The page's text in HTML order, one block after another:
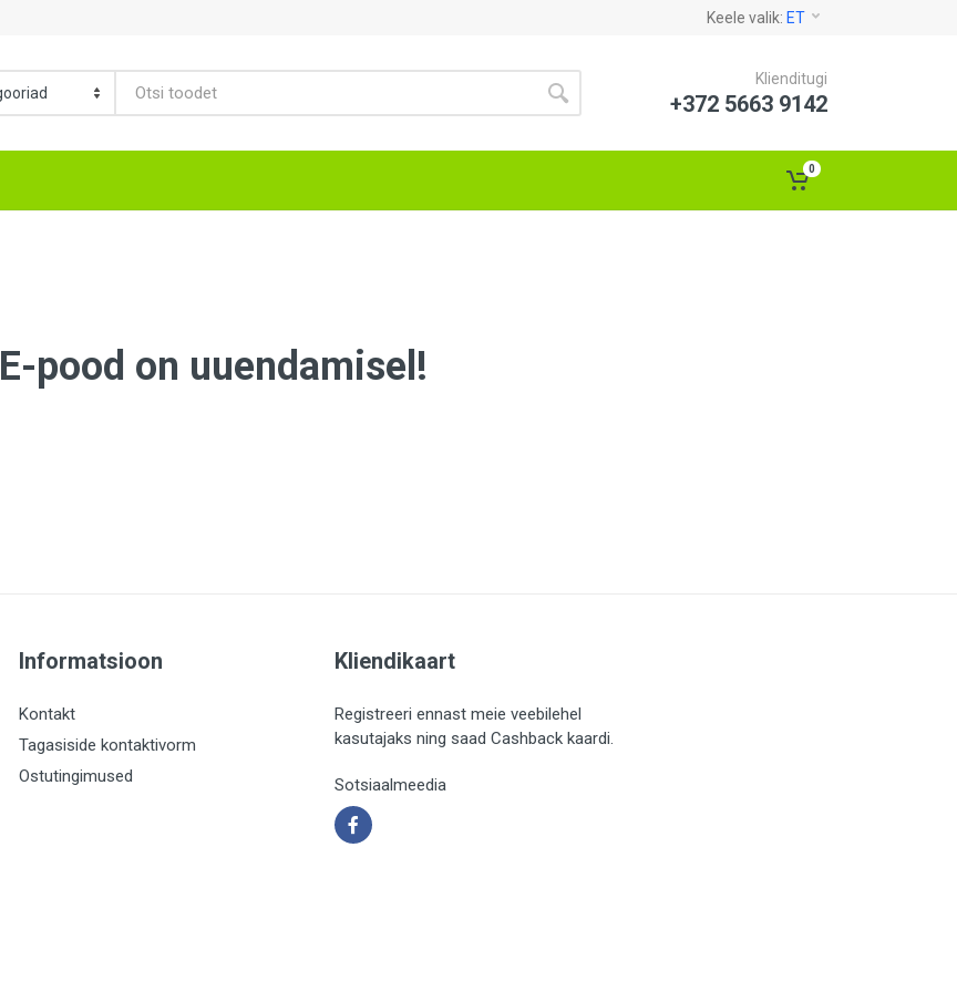
Keele valik: ET
Klienditugi
+372 5663 9142
0
E-pood on uuendamisel!
Informatsioon
Kontakt
Tagasiside kontaktivorm
Ostutingimused
Kliendikaart
Registreeri ennast meie veebilehel
kasutajaks ning saad Cashback kaardi.
Sotsiaalmeedia